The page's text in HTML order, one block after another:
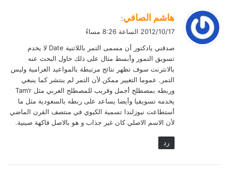
ي
ق
ل
هاشم الصافي:
2012/10/17 الساعة 8:26 مساءً
صدقني يادكتور أن مسمى التمر باللاتنية Date لا يخدم
تسويق التمور وأبسط مثال على ذلك حاول البحث عنه
بالانترنت سوف تظهر نتائج مرتبطة بالمواعيد الغرامية وليس
التمر. عموما التغيير ممكن لأن التمر لم ينتشر كما ينبغي
وربطه بمصطلح أجمل وقريب للمصطلح العربي مثل Tam’r
يخدمه تسويقيا وأيضا يساعد على ربطه بالسعودية مثل ما
أستطاعت نيوزلندا تسمية الكيوي في منتصف القرن الماضي
لأن الاسم الاصلي كان غير جذاب و هو بالاصل فاكهة صينية.
رد